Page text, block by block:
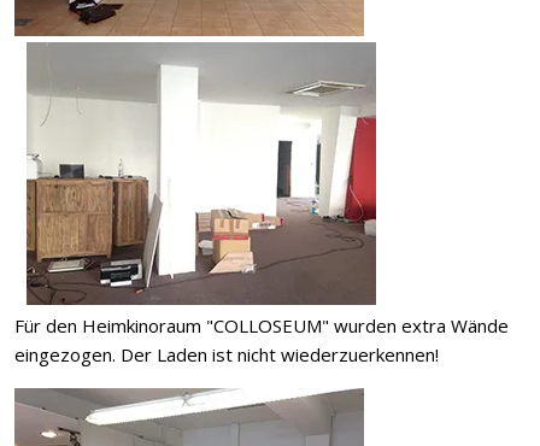
Für den Heimkinoraum "COLLOSEUM" wurden extra Wände
eingezogen. Der Laden ist nicht wiederzuerkennen!